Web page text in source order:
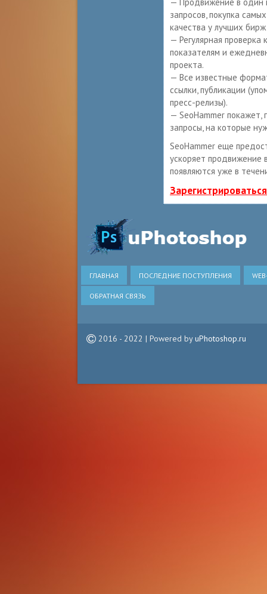
— Продвижение в один
запросов, покупка
качества у лучших бирж
— Регулярная проверка
показателям и
проекта.
— Все известные
ссылки, публикации
пресс-релизы).
— SeoHammer покажет,
запросы, на которые
SeoHammer еще
ускоряет продвижение
появляются уже в
ГЛАВНАЯ ПОСЛЕДНИЕ ПОСТУПЛЕНИЯ
ОБРАТНАЯ СВЯЗЬ
2016 - 2022 | Powered byuPhotoshop.ru